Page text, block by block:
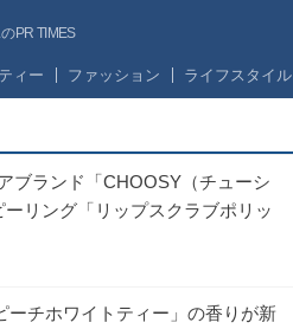
PR TIMES
ィー ファッション ライフスタイル
ブランド「CHOOSY（チューシ
リング「リップスクラブポリッ
ーチホワイトティー」の香りが新